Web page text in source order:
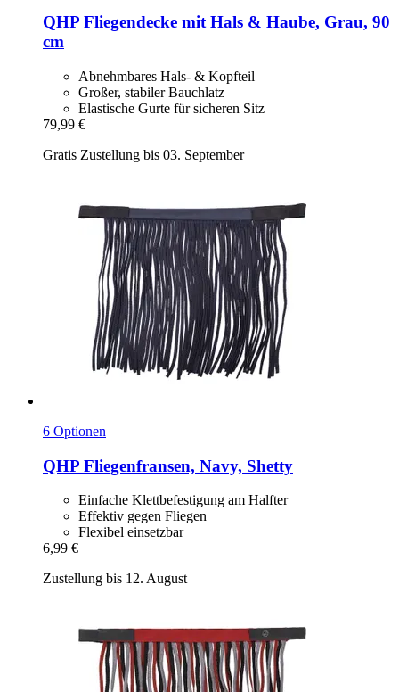
QHP Fliegendecke mit Hals & Haube, Grau, 90
cm
Abnehmbares Hals- & Kopfteil
Großer, stabiler Bauchlatz
Elastische Gurte für sicheren Sitz
79,99 €
Gratis Zustellung bis 03. September
6 Optionen
QHP Fliegenfransen, Navy, Shetty
Einfache Klettbefestigung am Halfter
Effektiv gegen Fliegen
Flexibel einsetzbar
6,99 €
Zustellung bis 12. August